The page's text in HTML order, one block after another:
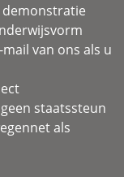
demonstratie
van ons als u
staatssteun
als